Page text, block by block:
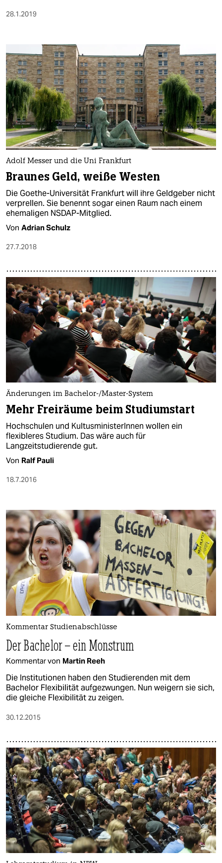
28.1.2019
Adolf Messer und die Uni Frankfurt
Braunes Geld, weiße Westen
Die Goethe-Universität Frankfurt will ihre Geldgeber nicht
verprellen. Sie benennt sogar einen Raum nach einem
ehemaligen NSDAP-Mitglied.
Von Adrian Schulz
27.7.2018
Änderungen im Bachelor-/Master-System
Mehr Freiräume beim Studiumstart
Hochschulen und KultusministerInnen wollen ein
flexibleres Studium. Das wäre auch für
Langzeitstudierende gut.
Von Ralf Pauli
18.7.2016
Kommentar Studienabschlüsse
Der Bachelor – ein Monstrum
Kommentar von Martin Reeh
Die Institutionen haben den Studierenden mit dem
Bachelor Flexibilität aufgezwungen. Nun weigern sie sich,
die gleiche Flexibilität zu zeigen.
30.12.2015